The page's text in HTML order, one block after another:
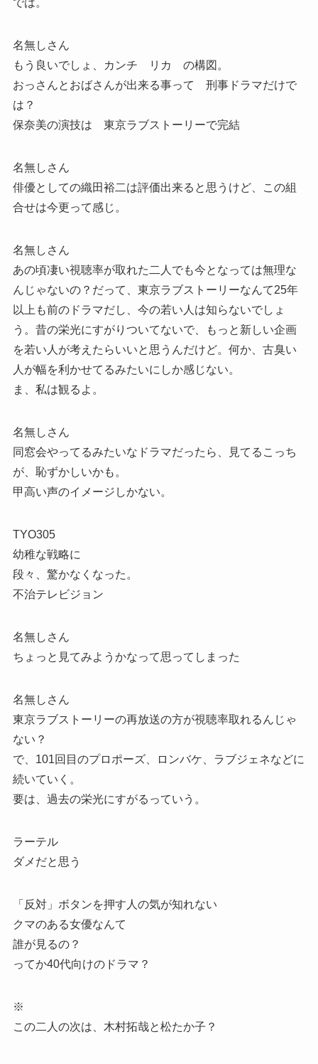
では。
名無しさん
もう良いでしょ、カンチ リカ の構図。
おっさんとおばさんが出来る事って 刑事ドラマだけで
は？
保奈美の演技は 東京ラブストーリーで完結
名無しさん
俳優としての織田裕二は評価出来ると思うけど、この組
合せは今更って感じ。
名無しさん
あの頃凄い視聴率が取れた二人でも今となっては無理な
んじゃないの？だって、東京ラブストーリーなんて25年
以上も前のドラマだし、今の若い人は知らないでしょ
う。昔の栄光にすがりついてないで、もっと新しい企画
を若い人が考えたらいいと思うんだけど。何か、古臭い
人が幅を利かせてるみたいにしか感じない。
ま、私は観るよ。
名無しさん
同窓会やってるみたいなドラマだったら、見てるこっち
が、恥ずかしいかも。
甲高い声のイメージしかない。
TYO305
幼稚な戦略に
段々、驚かなくなった。
不治テレビジョン
名無しさん
ちょっと見てみようかなって思ってしまった
名無しさん
東京ラブストーリーの再放送の方が視聴率取れるんじゃ
ない？
で、101回目のプロポーズ、ロンバケ、ラブジェネなどに
続いていく。
要は、過去の栄光にすがるっていう。
ラーテル
ダメだと思う
「反対」ボタンを押す人の気が知れない
クマのある女優なんて
誰が見るの？
ってか40代向けのドラマ？
※
この二人の次は、木村拓哉と松たか子？